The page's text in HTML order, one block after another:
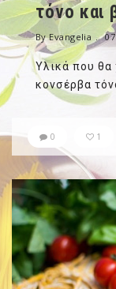
τόνο και
By Evangelia
Υλικά που θα
κονσέρβα
0 1